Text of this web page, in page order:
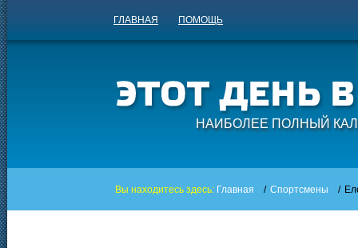
ГЛАВНАЯ ПОМОЩЬ
НАИБОЛЕЕ ПОЛНЫЙ
Вы находитесь здесь: Главная / Спортсмены /